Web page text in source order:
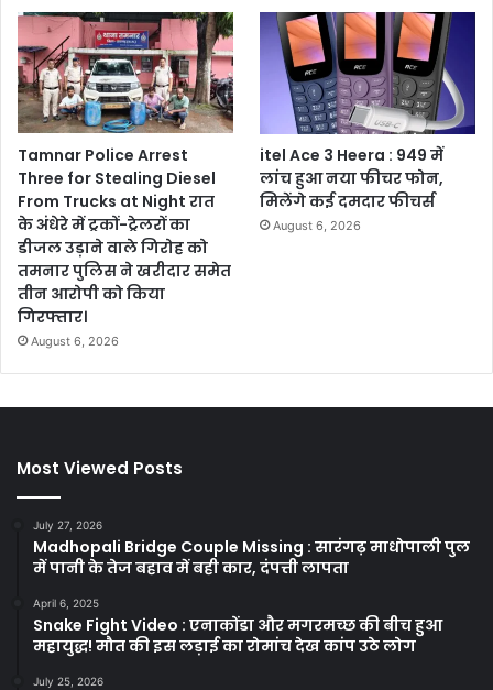
Tamnar Police Arrest
Three for Stealing Diesel
From Trucks at Night रात
के अंधेरे में ट्रकों-ट्रेलरों का
डीजल उड़ाने वाले गिरोह को
तमनार पुलिस ने खरीदार समेत
तीन आरोपी को किया
गिरफ्तार।
August 6, 2026
itel Ace 3 Heera : 949 में
लांच हुआ नया फीचर फोन,
मिलेंगे कई दमदार फीचर्स
August 6, 2026
Most Viewed Posts
July 27, 2026
Madhopali Bridge Couple Missing : सारंगढ़ माधोपाली पुल
में पानी के तेज बहाव में बही कार, दंपत्ती लापता
April 6, 2025
Snake Fight Video : एनाकोंडा और मगरमच्छ की बीच हुआ
महायुद्ध! मौत की इस लड़ाई का रोमांच देख कांप उठे लोग
July 25, 2026